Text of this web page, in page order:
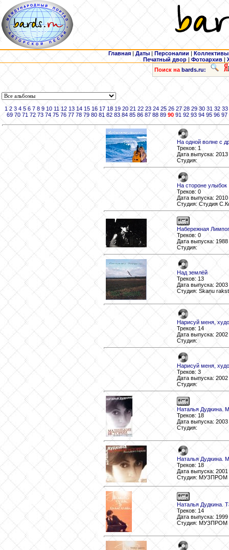
Главная | Даты | Персоналии | Коллективы
Печатный двор |Фотоархив |
Поиск на bards.ru:
1 2 3 4 5 6 7 8 9 10 11 12 13 14 15 16 17 18 19 20 21 22 23 24 25 26 27 28 29 30 31 32 33
69 70 71 72 73 74 75 76 77 78 79 80 81 82 83 84 85 86 87 88 89 90 91 92 93 94 95 96 97
На одной волне с
Треков: 1
Дата выпуска: 2013
Студия:
На стороне улыбок
Треков: 0
Дата выпуска: 2010
Студия: Студия
Набережная
Треков: 0
Дата выпуска: 1988
Студия:
Над землёй
Треков: 13
Дата выпуска: 2003
Студия: Skaņu
Нарисуй меня,
Треков: 14
Дата выпуска: 2002
Студия:
Нарисуй меня,
Треков: 3
Дата выпуска: 2002
Студия:
Наталья Дудкина.
Треков: 18
Дата выпуска: 2003
Студия:
Наталья Дудкина.
Треков: 18
Дата выпуска: 2001
Студия: МУЗПРОМ
Наталья Дудкина.
Треков: 14
Дата выпуска: 1999
Студия: МУЗПРОМ